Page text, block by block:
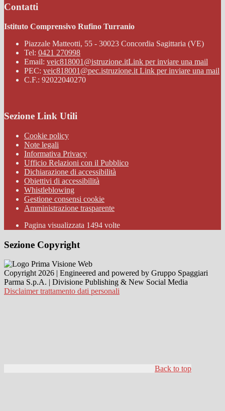
Contatti
Istituto Comprensivo Rufino Turranio
Piazzale Matteotti, 55 - 30023 Concordia Sagittaria (VE)
Tel: 0421 270998
Email: veic818001@istruzione.itLink per inviare una mail
PEC: veic818001@pec.istruzione.it Link per inviare una mail
C.F.: 92022040270
Sezione Link Utili
Cookie policy
Note legali
Informativa Privacy
Ufficio Relazioni con il Pubblico
Dichiarazione di accessibilità
Obiettivi di accessibilità
Whistleblowing
Gestione consensi cookie
Amministrazione trasparente
Pagina visualizzata 1494 volte
Sezione Copyright
Copyright 2026 | Engineered and powered by Gruppo Spaggiari
Parma S.p.A. | Divisione Publishing & New Social Media
Disclaimer trattamento dati personali
Back to top